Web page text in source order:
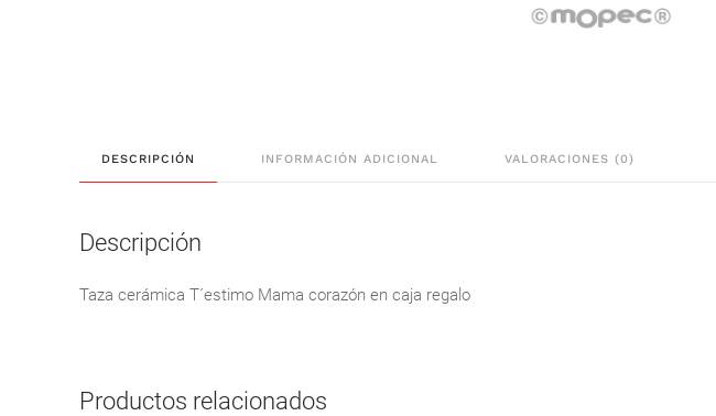
DESCRIPCIÓN INFORMACIÓN ADICIONAL VALORACIONES (0)
Descripción
Taza cerámica T´estimo Mama corazón en caja regalo
Productos relacionados